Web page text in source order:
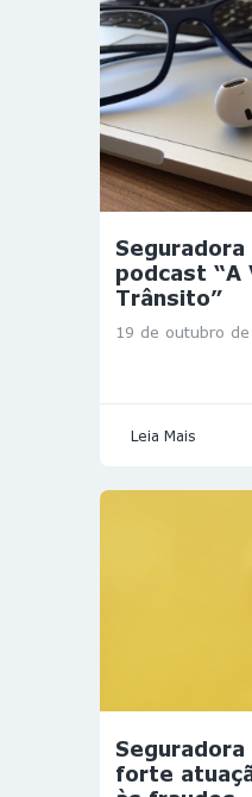
podcast “A
Trânsito”
19 de outubro
Leia Mais
forte